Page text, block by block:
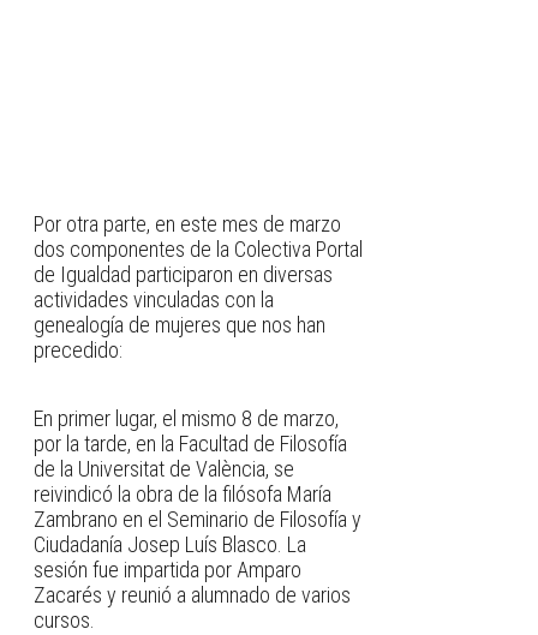
Por otra parte, en este mes de marzo
dos componentes de la Colectiva Portal
de Igualdad participaron en diversas
actividades vinculadas con la
genealogía de mujeres que nos han
precedido:
En primer lugar, el mismo 8 de marzo,
por la tarde, en la Facultad de Filosofía
de la Universitat de València, se
reivindicó la obra de la filósofa María
Zambrano en el Seminario de Filosofía y
Ciudadanía Josep Luís Blasco. La
sesión fue impartida por Amparo
Zacarés y reunió a alumnado de varios
cursos.